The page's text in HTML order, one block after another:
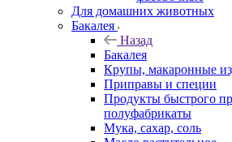
Для домашних животных
Бакалея
Назад
Бакалея
Крупы, макаронные
Приправы и специи
Продукты быстрого
полуфабрикаты
Мука, сахар, соль